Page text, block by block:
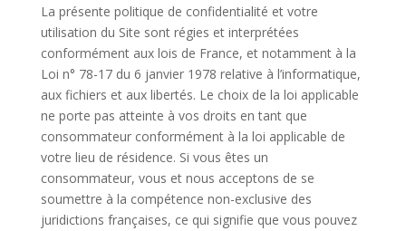
La présente politique de confidentialité et votre
utilisation du Site sont régies et interprétées
conformément aux lois de France, et notamment à la
Loi n° 78-17 du 6 janvier 1978 relative à l’informatique,
aux fichiers et aux libertés. Le choix de la loi applicable
ne porte pas atteinte à vos droits en tant que
consommateur conformément à la loi applicable de
votre lieu de résidence. Si vous êtes un
consommateur, vous et nous acceptons de se
soumettre à la compétence non-exclusive des
juridictions françaises, ce qui signifie que vous pouvez